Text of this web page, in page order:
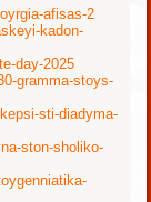
afisas-2
kadon-
day-2025
gramma-stoys-
sti-diadyma-
ston-sholiko-